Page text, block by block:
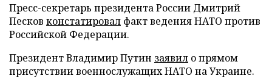
Пресс-секретарь президента России Дмитрий
Песков констатировал факт ведения НАТО против
Российской Федерации.
Президент Владимир Путин заявил о прямом
присутствии военнослужащих НАТО на Украине.